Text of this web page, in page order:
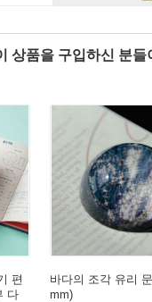
상품을 구입하신 분
편
다
바다의 조각 유리
mm)